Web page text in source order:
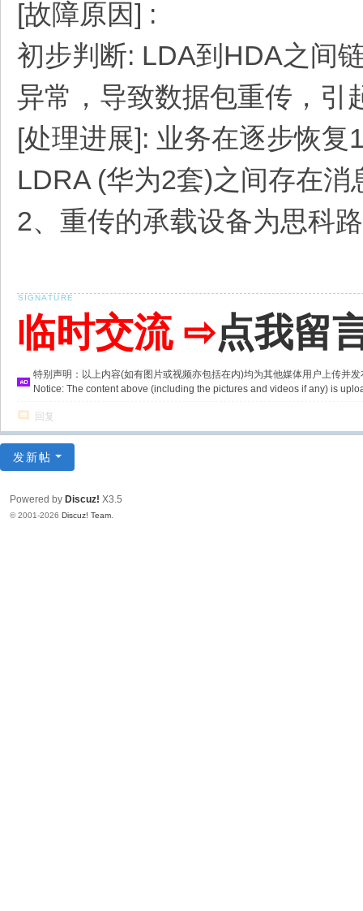
[故障原因] :
初步判断: LDA到HDA之间
异常，导致数据包重传，引
[处理进展]: 业务在逐步恢
LDRA (华为2套)之间存在消
2、重传的承载设备为思科
临时交流 ⇨点我留
特别声明：以上内容(如有图片或视频亦包括在内)均为其他媒体用户上传并
Notice: The content above (including the pictures and videos if any) is
回复
发新帖
Powered by Discuz! X3.5
© 2001-2026 Discuz! Team